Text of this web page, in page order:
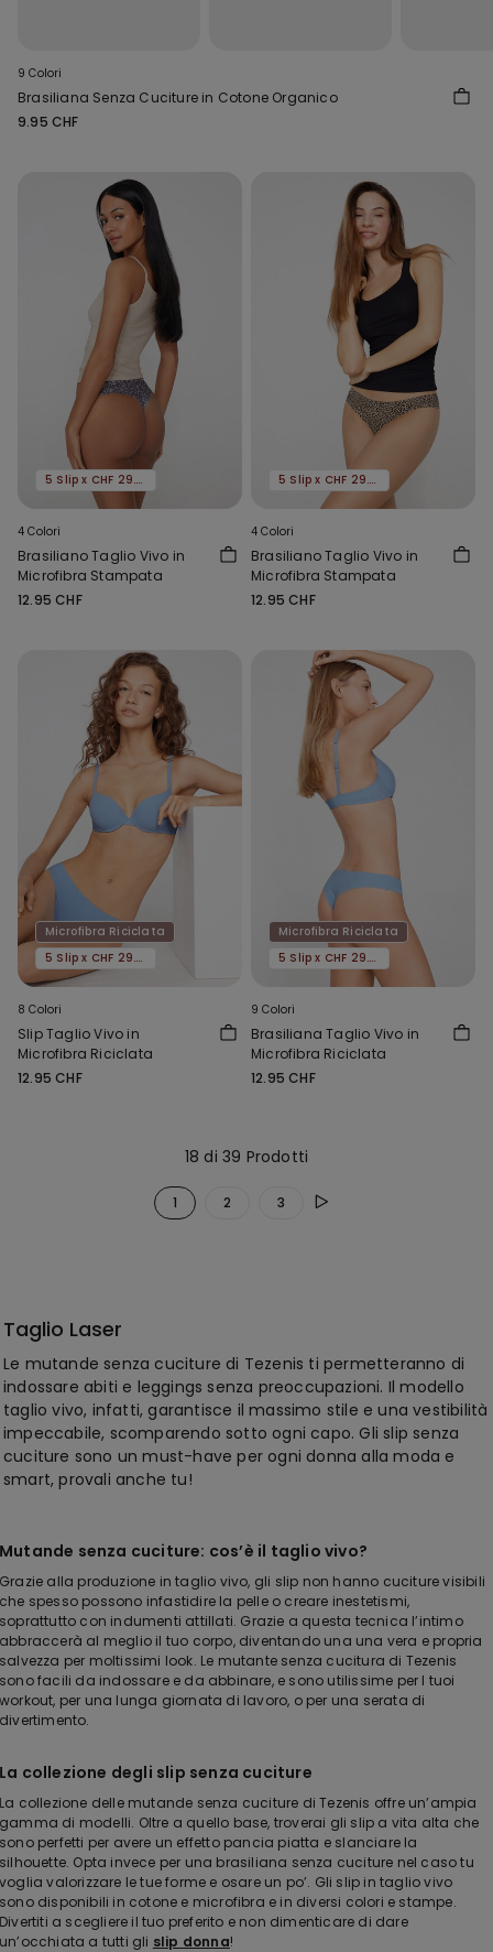
9 Colori
Brasiliana Senza Cuciture in Cotone Organico
9.95 CHF
5 Slip x CHF 29.90
4 Colori
Brasiliano Taglio Vivo in
Microfibra Stampata
12.95 CHF
5 Slip x CHF 29.90
4 Colori
Brasiliano Taglio Vivo in
Microfibra Stampata
12.95 CHF
Microfibra Riciclata
5 Slip x CHF 29.90
8 Colori
Slip Taglio Vivo in
Microfibra Riciclata
12.95 CHF
Microfibra Riciclata
5 Slip x CHF 29.90
9 Colori
Brasiliana Taglio Vivo in
Microfibra Riciclata
12.95 CHF
18 di 39 Prodotti
1 2 3
Taglio Laser
Le mutande senza cuciture di Tezenis ti permetteranno di
indossare abiti e leggings senza preoccupazioni. Il modello
taglio vivo, infatti, garantisce il massimo stile e una vestibilità
impeccabile, scomparendo sotto ogni capo. Gli slip senza
cuciture sono un must-have per ogni donna alla moda e
smart, provali anche tu!
Mutande senza cuciture: cos’è il taglio vivo?
Grazie alla produzione in taglio vivo, gli slip non hanno cuciture visibili
che spesso possono infastidire la pelle o creare inestetismi,
soprattutto con indumenti attillati. Grazie a questa tecnica l’intimo
abbraccerà al meglio il tuo corpo, diventando una una vera e propria
salvezza per moltissimi look. Le mutante senza cucitura di Tezenis
sono facili da indossare e da abbinare, e sono utilissime per I tuoi
workout, per una lunga giornata di lavoro, o per una serata di
divertimento.
La collezione degli slip senza cuciture
La collezione delle mutande senza cuciture di Tezenis offre un’ampia
gamma di modelli. Oltre a quello base, troverai gli slip a vita alta che
sono perfetti per avere un effetto pancia piatta e slanciare la
silhouette. Opta invece per una brasiliana senza cuciture nel caso tu
voglia valorizzare le tue forme e osare un po’. Gli slip in taglio vivo
sono disponibili in cotone e microfibra e in diversi colori e stampe.
Divertiti a scegliere il tuo preferito e non dimenticare di dare
un’occhiata a tutti gli slip donna!